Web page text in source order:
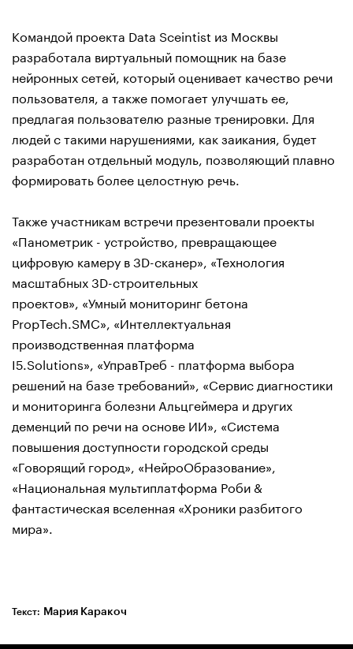
Командой проекта Data Sceintist из Москвы
разработала виртуальный помощник на базе
нейронных сетей, который оценивает качество речи
пользователя, а также помогает улучшать ее,
предлагая пользователю разные тренировки. Для
людей с такими нарушениями, как заикания, будет
разработан отдельный модуль, позволяющий плавно
формировать более целостную речь.
Также участникам встречи презентовали проекты
«Панометрик - устройство, превращающее
цифровую камеру в 3D-сканер», «Технология
масштабных 3D-строительных
проектов», «Умный мониторинг бетона
PropTech.SMC», «Интеллектуальная
производственная платформа
I5.Solutions», «УправТреб - платформа выбора
решений на базе требований», «Сервис диагностики
и мониторинга болезни Альцгеймера и других
деменций по речи на основе ИИ», «Система
повышения доступности городской среды
«Говорящий город», «НейроОбразование»,
«Национальная мультиплатформа Роби &
фантастическая вселенная «Хроники разбитого
мира».
Текст: Мария Каракоч